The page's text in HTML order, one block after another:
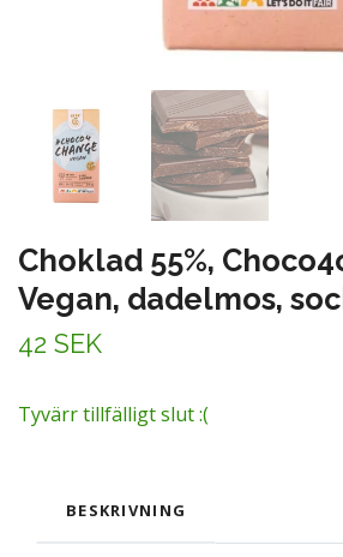
Choklad 55%,
Vegan, dadelmos,
42 SEK
Tyvärr tillfälligt slut :(
BESKRIVNING